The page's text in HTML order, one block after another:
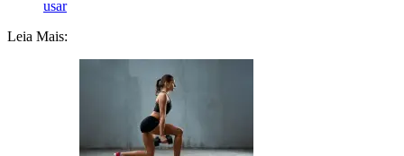
usar
Leia Mais: